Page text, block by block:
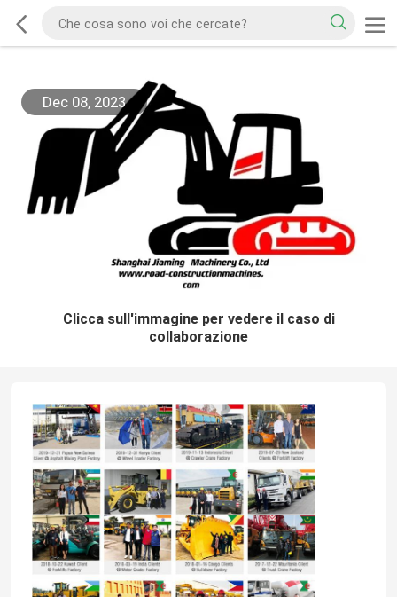
Dec 08, 2023
Clicca sull'immagine per vedere il caso di
collaborazione